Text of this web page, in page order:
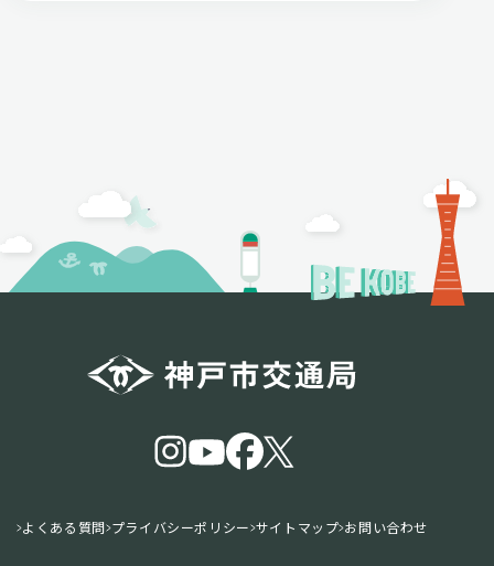
よくある質問 プライバシーポリシー サイトマップ お問い合わせ